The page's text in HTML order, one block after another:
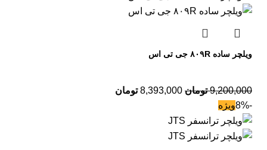
ویلچر ساده ۸۰۹R جی تی اس
9,200,000 تومان 8,393,000 تومان
-8%
ویژه